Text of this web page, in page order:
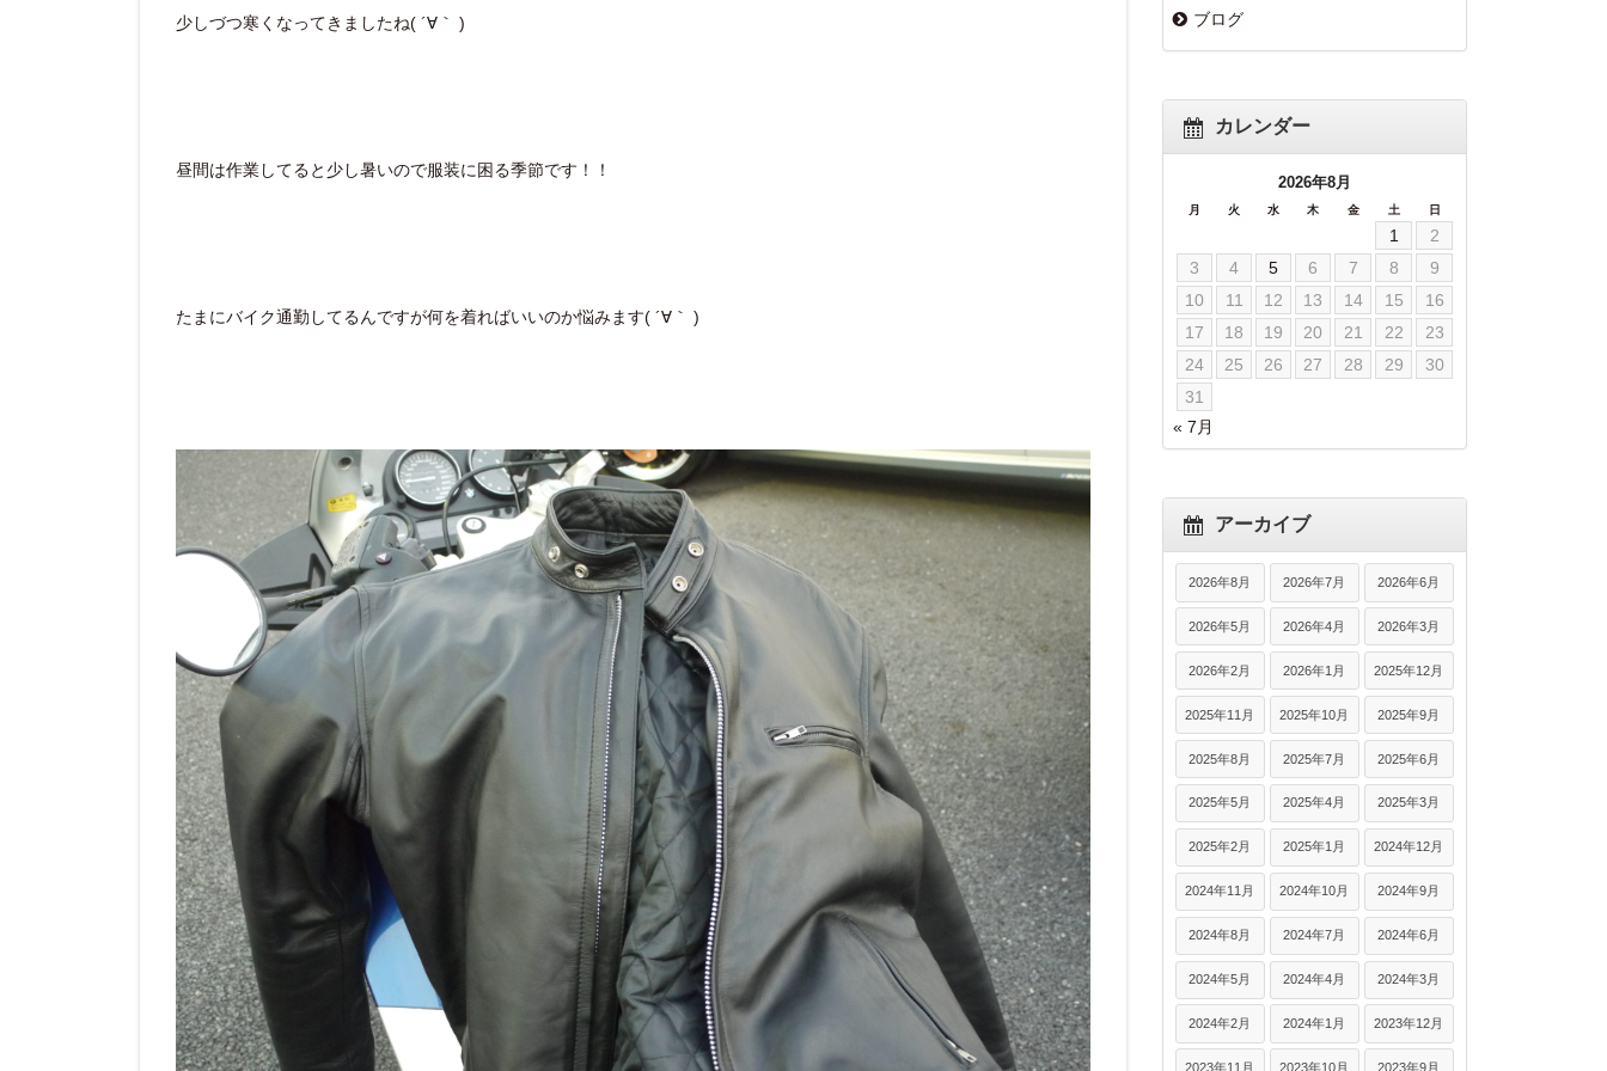
少しづつ寒くなってきましたね( ´∀｀ )
昼間は作業してると少し暑いので服装に困る季節です！！
たまにバイク通勤してるんですが何を着ればいいのか悩みます( ´∀｀ )
ブログ
カレンダー
2026年8月
月 火 水 木 金 土 日
1
2
3
4 5 6 7 8
9
10
11 12 13 14 15
16
17
18 19 20 21 22
23
24
25 26 27 28 29
30
31
« 7月
アーカイブ
2026年8月 2026年7月 2026年6月
2026年5月 2026年4月 2026年3月
2026年2月 2026年1月 2025年12月
2025年11月 2025年10月 2025年9月
2025年8月 2025年7月 2025年6月
2025年5月 2025年4月 2025年3月
2025年2月 2025年1月 2024年12月
2024年11月 2024年10月 2024年9月
2024年8月 2024年7月 2024年6月
2024年5月 2024年4月 2024年3月
2024年2月 2024年1月 2023年12月
2023年11月 2023年10月 2023年9月